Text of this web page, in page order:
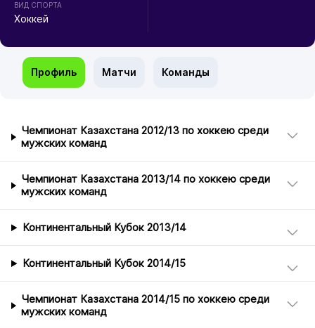
ВИД СПОРТА
Хоккей
Профиль Матчи Команды
Чемпионат Казахстана 2012/13 по хоккею среди
мужских команд
Чемпионат Казахстана 2013/14 по хоккею среди
мужских команд
Континентальный Кубок 2013/14
Континентальный Кубок 2014/15
Чемпионат Казахстана 2014/15 по хоккею среди
мужских команд